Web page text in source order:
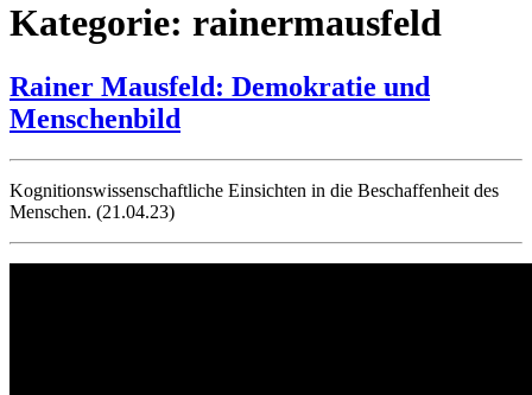
Kategorie: rainermausfeld
Rainer Mausfeld: Demokratie und
Menschenbild
Kognitionswissenschaftliche Einsichten in die Beschaffenheit des
Menschen. (21.04.23)